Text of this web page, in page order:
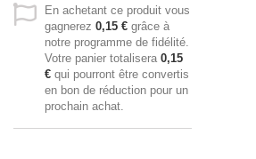
En achetant ce produit vous
gagnerez 0,15 € grâce à
notre programme de fidélité.
Votre panier totalisera 0,15
€ qui pourront être convertis
en bon de réduction pour un
prochain achat.